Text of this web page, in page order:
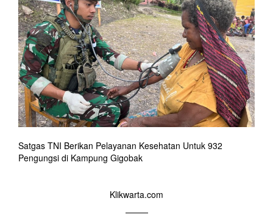
Satgas TNI Berikan Pelayanan Kesehatan Untuk 932
Pengungsi di Kampung Gigobak
Klikwarta.com